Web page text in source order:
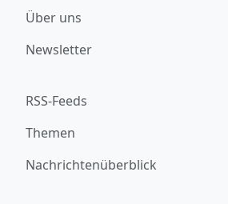
Über uns
Newsletter
RSS-Feeds
Themen
Nachrichtenüberblick